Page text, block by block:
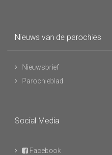
Nieuws van de parochies
Nieuwsbrief
Parochieblad
Social Media
Facebook